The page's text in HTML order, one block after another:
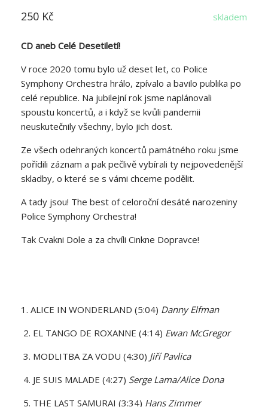
250 Kč skladem
CD aneb Celé Desetiletí!
V roce 2020 tomu bylo už deset let, co Police
Symphony Orchestra hrálo, zpívalo a bavilo publika po
celé republice. Na jubilejní rok jsme naplánovali
spoustu koncertů, a i když se kvůli pandemii
neuskutečnily všechny, bylo jich dost.
Ze všech odehraných koncertů památného roku jsme
pořídili záznam a pak pečlivě vybírali ty nejpovedenější
skladby, o které se s vámi chceme podělit.
A tady jsou! The best of celoroční desáté narozeniny
Police Symphony Orchestra!
Tak Cvakni Dole a za chvíli Cinkne Dopravce!
1. ALICE IN WONDERLAND (5:04) Danny Elfman
2. EL TANGO DE ROXANNE (4:14) Ewan McGregor
3. MODLITBA ZA VODU (4:30) Jiří Pavlica
4. JE SUIS MALADE (4:27) Serge Lama/Alice Dona
5. THE LAST SAMURAI (3:34) Hans Zimmer